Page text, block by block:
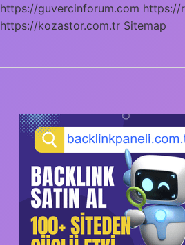
https://guvercinforum.com https://
https://kozastor.com.tr Sitemap
SIDEBAR